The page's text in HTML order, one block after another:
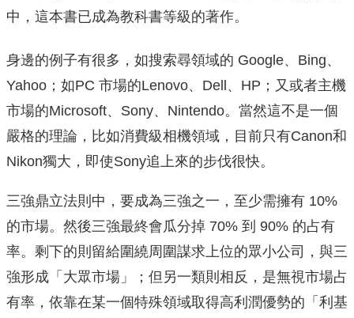
中，這本書已成為教科書等級的著作。
身邊的例子有很多，如搜索尋領域的 Google、Bing、
Yahoo；如PC 市場的Lenovo、Dell、HP；又或者主機
市場的Microsoft、Sony、Nintendo。當然這不是一個
嚴格的理論，比如消費級相機領域，目前只有Canon和
Nikon獨大，即使Sony追上來的步伐很快。
三強鼎立法則中，要成為三強之一，至少需擁有 10%
的市場。然後三強最終會瓜分掉 70% 到 90% 的占有
率。剩下的則留給圍繞周圍謀求上位的眾小公司，與三
強形成「大眾市場」；但另一類則相反，是無視市場占
有率，依靠在某一個特殊領域取得高利潤優勢的「利基